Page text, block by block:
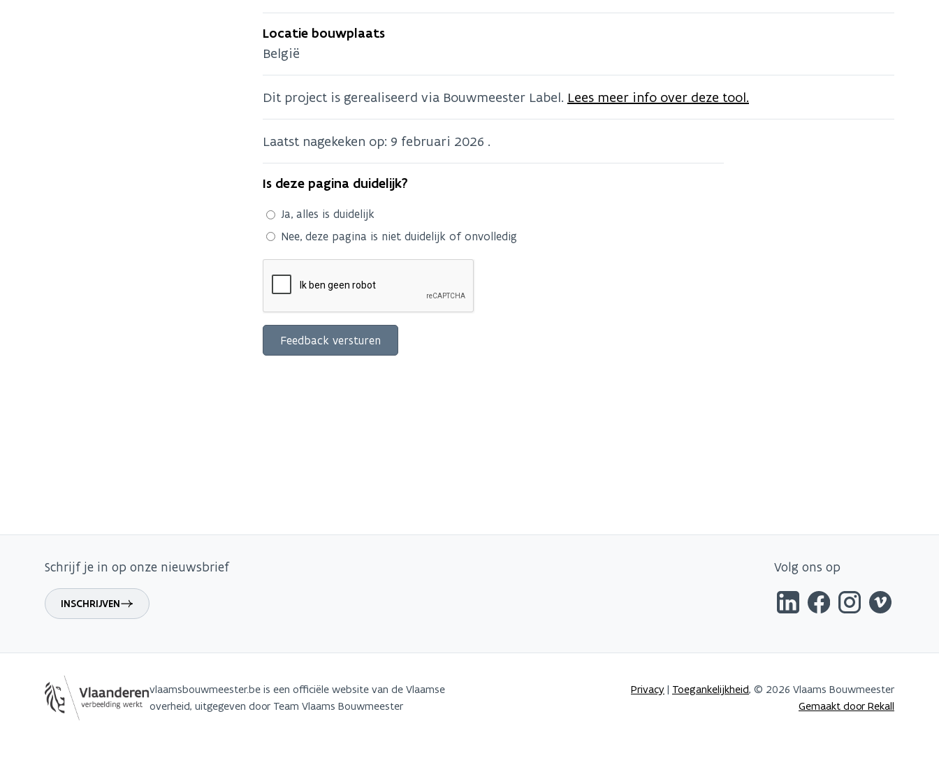
Locatie bouwplaats
België
Dit project is gerealiseerd via Bouwmeester Label. Lees meer info over deze tool.
Laatst nagekeken op: 9 februari 2026 .
Is deze pagina duidelijk?
Ja, alles is duidelijk
Nee, deze pagina is niet duidelijk of onvolledig
Schrijf je in op onze nieuwsbrief
INSCHRIJVEN
Volg ons op
vlaamsbouwmeester.be is een officiële website van de Vlaamse
overheid, uitgegeven door Team Vlaams Bouwmeester
Privacy | Toegankelijkheid, © 2026 Vlaams Bouwmeester
Gemaakt door Rekall